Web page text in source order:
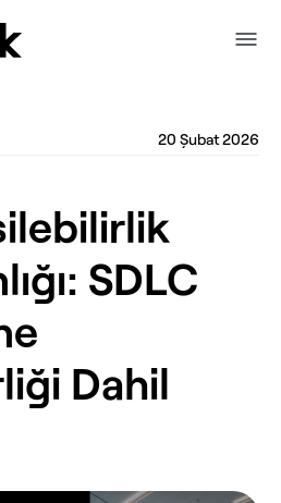
20 Şubat 2026
SDLC
Dahil